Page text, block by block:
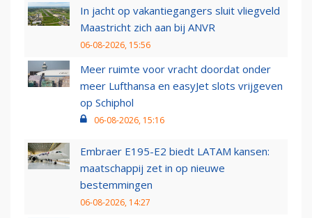
In jacht op vakantiegangers sluit vliegveld
Maastricht zich aan bij ANVR
06-08-2026, 15:56
Meer ruimte voor vracht doordat onder
meer Lufthansa en easyJet slots vrijgeven
op Schiphol
06-08-2026, 15:16
Embraer E195-E2 biedt LATAM kansen:
maatschappij zet in op nieuwe
bestemmingen
06-08-2026, 14:27